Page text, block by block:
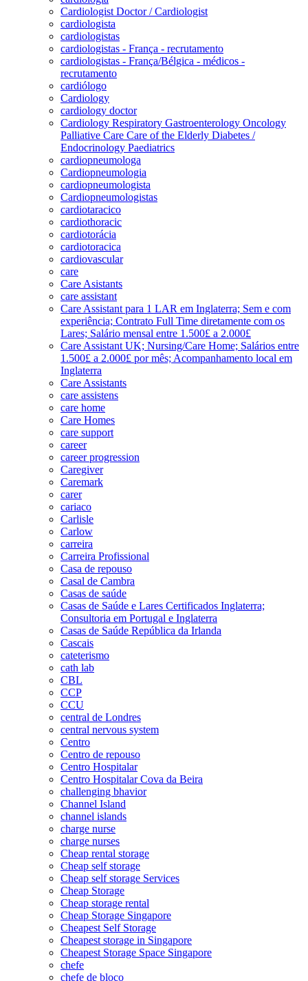
Cardiologist Doctor / Cardiologist
cardiologista
cardiologistas
cardiologistas - França - recrutamento
cardiologistas - França/Bélgica - médicos -
recrutamento
cardiólogo
Cardiology
cardiology doctor
Cardiology Respiratory Gastroenterology Oncology
Palliative Care Care of the Elderly Diabetes /
Endocrinology Paediatrics
cardiopneumologa
Cardiopneumologia
cardiopneumologista
Cardiopneumologistas
cardiotaracico
cardiothoracic
cardiotorácia
cardiotoracica
cardiovascular
care
Care Asistants
care assistant
Care Assistant para 1 LAR em Inglaterra; Sem e com
experiência; Contrato Full Time diretamente com os
Lares; Salário mensal entre 1.500£ a 2.000£
Care Assistant UK; Nursing/Care Home; Salários entre
1.500£ a 2.000£ por mês; Acompanhamento local em
Inglaterra
Care Assistants
care assistens
care home
Care Homes
care support
career
career progression
Caregiver
Caremark
carer
cariaco
Carlisle
Carlow
carreira
Carreira Profissional
Casa de repouso
Casal de Cambra
Casas de saúde
Casas de Saúde e Lares Certificados Inglaterra;
Consultoria em Portugal e Inglaterra
Casas de Saúde República da Irlanda
Cascais
cateterismo
cath lab
CBL
CCP
CCU
central de Londres
central nervous system
Centro
Centro de repouso
Centro Hospitalar
Centro Hospitalar Cova da Beira
challenging bhavior
Channel Island
channel islands
charge nurse
charge nurses
Cheap rental storage
Cheap self storage
Cheap self storage Services
Cheap Storage
Cheap storage rental
Cheap Storage Singapore
Cheapest Self Storage
Cheapest storage in Singapore
Cheapest Storage Space Singapore
chefe
chefe de bloco